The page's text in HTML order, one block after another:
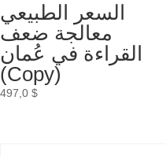
السعر الطبيعي
معالجة ضعف
القراءة في عُمان
(Copy)
497,0 $